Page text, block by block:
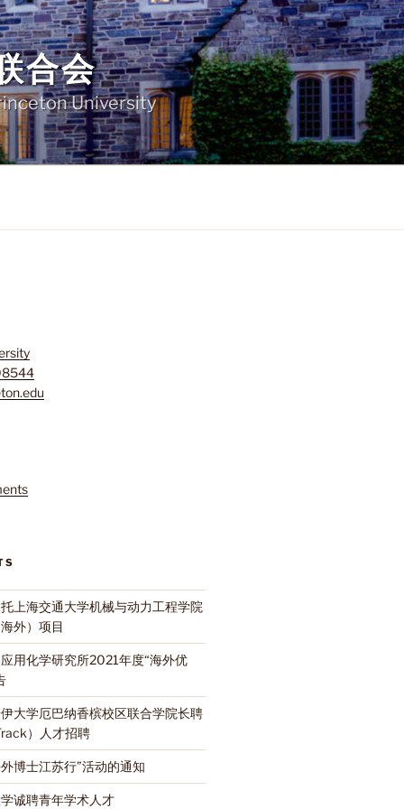
合会
University
上海交通大学机械与动力工程学院
外）项目
用化学研究所2021年度“海外优
大学厄巴纳香槟校区联合学院长聘
）人才招聘
博士江苏行”活动的通知
诚聘青年学术人才